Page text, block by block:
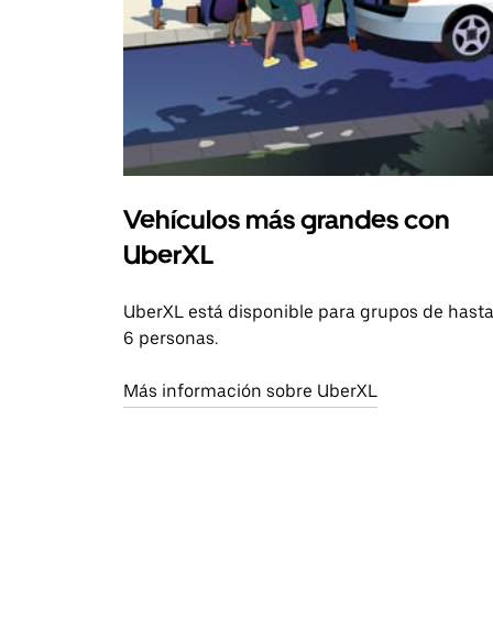
Vehículos más grandes con
UberXL
UberXL está disponible para grupos de hasta
6 personas.
Más información sobre UberXL